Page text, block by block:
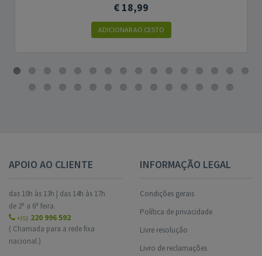
€ 18,99
ADICIONAR AO CESTO
APOIO AO CLIENTE
das 10h às 13h | das 14h às 17h
de 2ª a 6ª feira.
+351 220 996 592
( Chamada para a rede fixa
nacional.)
INFORMAÇÃO LEGAL
Condições gerais
Política de privacidade
Livre resolução
Livro de reclamações